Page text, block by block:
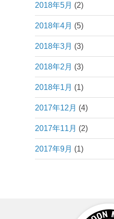
2018年5月 (2)
2018年4月 (5)
2018年3月 (3)
2018年2月 (3)
2018年1月 (1)
2017年12月 (4)
2017年11月 (2)
2017年9月 (1)